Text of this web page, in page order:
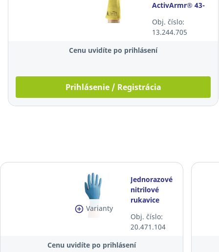
ActivArmr® 43-
žlté, 6 párov
Obj. číslo:
13.244.705
Cenu uvidíte po prihlásení
Prihlásenie / Registrácia
Varianty
Jednorazové
nitrilové
rukavice
easyCARE,
veľkosť M,
modré,
Obj. číslo:
20.471.104
Cenu uvidíte po prihlásení